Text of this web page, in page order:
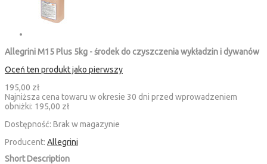
Allegrini M15 Plus 5kg - środek do czyszczenia wykładzin i dywanów
Oceń ten produkt jako pierwszy
195,00 zł
Najniższa cena towaru w okresie 30 dni przed wprowadzeniem
obniżki: 195,00 zł
Dostępność: Brak w magazynie
Producent: Allegrini
Short Description